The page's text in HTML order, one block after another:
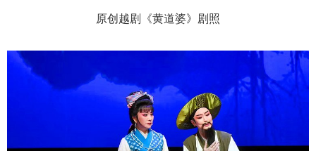
原创越剧《黄道婆》剧照